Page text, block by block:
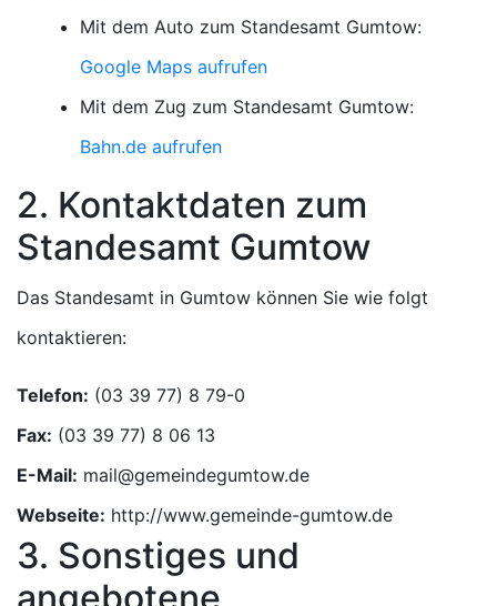
Mit dem Auto zum Standesamt Gumtow:
Google Maps aufrufen
Mit dem Zug zum Standesamt Gumtow:
Bahn.de aufrufen
2. Kontaktdaten zum
Standesamt Gumtow
Das Standesamt in Gumtow können Sie wie folgt
kontaktieren:
Telefon:
Fax:
E-Mail:
Webseite: http://www.gemeinde-gumtow.de
3. Sonstiges und